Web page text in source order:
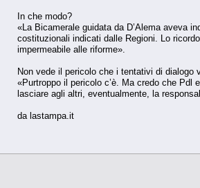
In che modo?
«La Bicamerale guidata da D’Alema aveva
costituzionali indicati dalle Regioni. Lo
impermeabile alle riforme».
Non vede il pericolo che i tentativi di dialogo
«Purtroppo il pericolo c’è. Ma credo che Pdl
lasciare agli altri, eventualmente, la
da lastampa.it